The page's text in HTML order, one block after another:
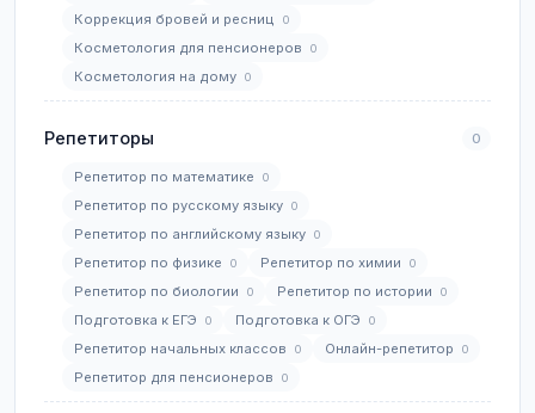
Коррекция бровей и ресниц 0
Косметология для пенсионеров 0
Косметология на дому 0
Репетиторы 0
Репетитор по математике 0
Репетитор по русскому языку 0
Репетитор по английскому языку 0
Репетитор по физике 0 Репетитор по химии 0
Репетитор по биологии 0 Репетитор по истории 0
Подготовка к ЕГЭ 0 Подготовка к ОГЭ 0
Репетитор начальных классов 0 Онлайн-репетитор 0
Репетитор для пенсионеров 0